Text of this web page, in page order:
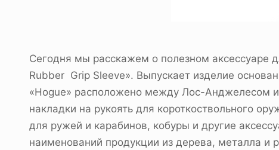
Сегодня мы расскажем о полезном аксессуаре
Rubber Grip Sleeve». Выпускает изделие
«Hogue» расположено между Лос-Анджелесом
накладки на рукоять для короткоствольного
для ружей и карабинов, кобуры и другие
наименований продукции из дерева, металла и